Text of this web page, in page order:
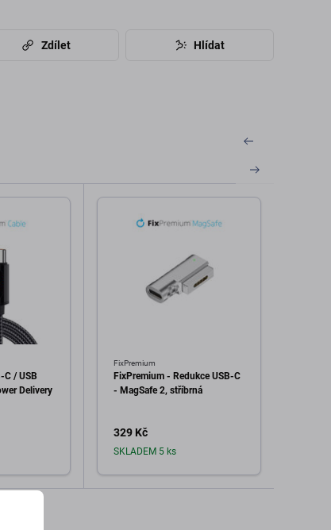
Zdílet Hlídat
C / USB
Delivery
FixPremium
FixPremium - Redukce USB-C
- MagSafe 2, stříbrná
329 Kč
SKLADEM 5 ks